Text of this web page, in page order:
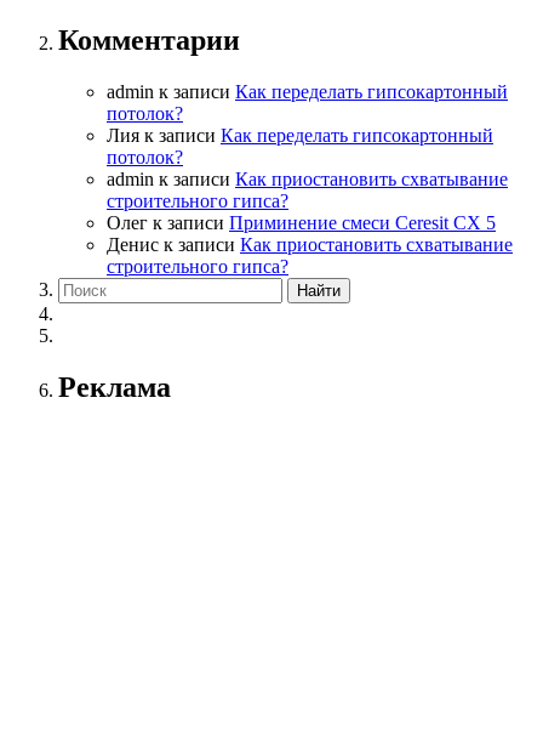
Комментарии
admin к записи Как переделать гипсокартонный
потолок?
Лия к записи Как переделать гипсокартонный
потолок?
admin к записи Как приостановить схватывание
строительного гипса?
Олег к записи Приминение смеси Ceresit СХ 5
Денис к записи Как приостановить схватывание
строительного гипса?
Реклама